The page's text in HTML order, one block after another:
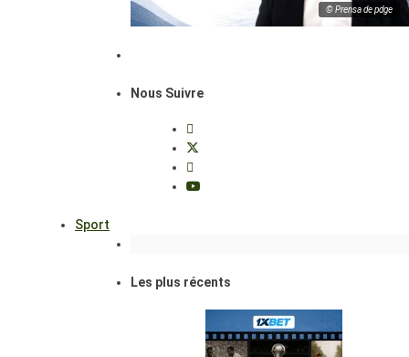
© Prensa de pdge
Nous Suivre
Sport
Les plus récents